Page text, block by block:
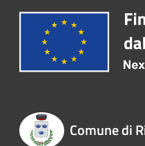
Comune di